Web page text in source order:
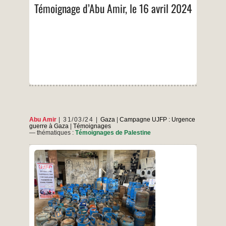
Témoignage d’Abu Amir, le 16 avril 2024
2024
Abu Amir 31/03/24 Gaza
Campagne UJFP : Urgence
guerre à Gaza
Témoignages
— thématiques : Témoignages de Palestine
Le 31 mars 2024 Avant l’arrivée du mois de
Ramadan, la plupart des habitants de la bande
de Gaza et moi-même pensions que ce mois
béni apporterait calme et réconfort à tous,
d’autant plus qu’il s’agit d’un mois généreux et
qu’il n’est pas permis d’y verser du sang. Mais
Témoignage
de